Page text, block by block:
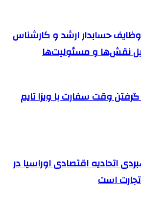
حسابدار ارشد و کارشناس
نقش‌ها و مسئولیت‌ها
وقت سفارت با ویزا تایم
اتحادیه اقتصادی اوراسیا در
است